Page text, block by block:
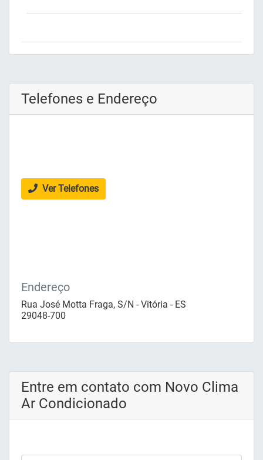
Telefones e Endereço
Ver Telefones
Endereço
Rua José Motta Fraga, S/N - Vitória - ES
29048-700
Entre em contato com Novo Clima
Ar Condicionado